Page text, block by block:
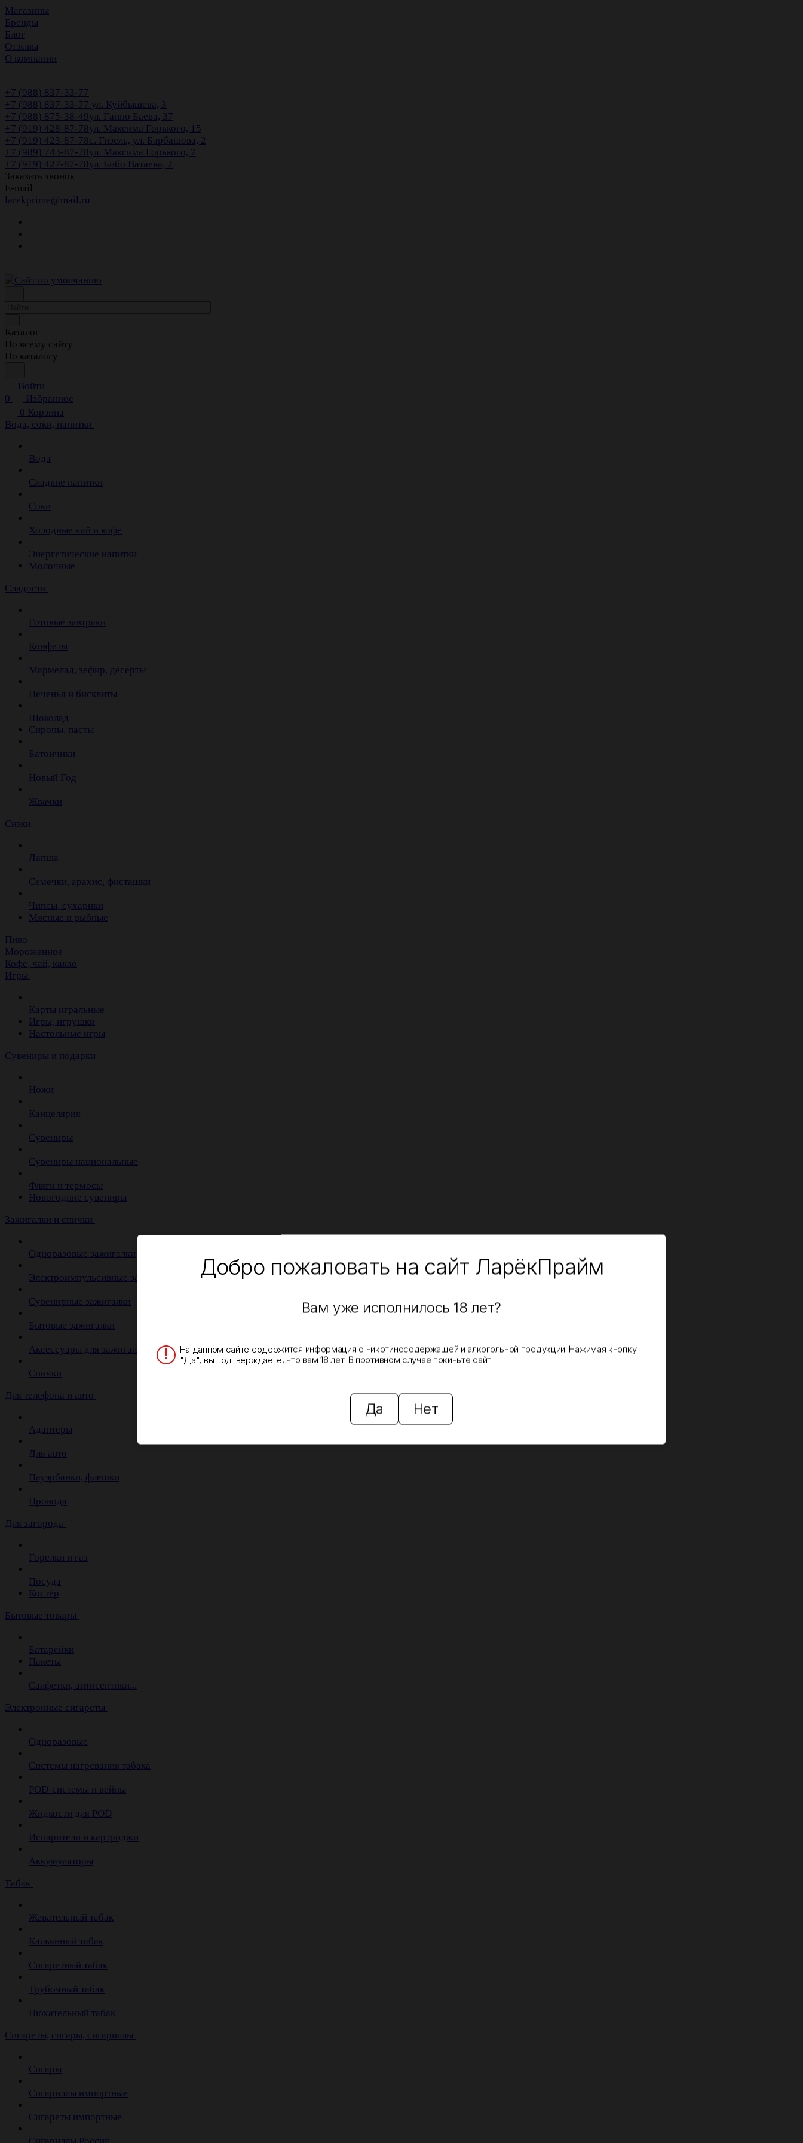
Магазины
Бренды
Блог
Отзывы
О компании
+7 (988) 837-33-77
+7 (988) 837-33-77 ул. Куйбышева, 3
+7 (988) 875-38-49ул. Гаппо Баева, 37
+7 (919) 428-87-78ул. Максима Горького, 15
+7 (919) 423-87-78с. Гизель, ул. Барбашова, 2
+7 (989) 743-87-78ул. Максима Горького, 7
+7 (919) 427-87-78ул. Бибо Ватаева, 2
Заказать звонок
E-mail
larekprime@mail.ru
Каталог
По всему сайту
По каталогу
Войти
0
Избранное
0 Корзина
Вода, соки, напитки
Вода
Сладкие напитки
Соки
Холодные чай и кофе
Энергетические напитки
Молочные
Сладости
Готовые завтраки
Конфеты
Мармелад, зефир, десерты
Печенья и бисквиты
Шоколад
Сиропы, пасты
Батончики
Новый Год
Жвачки
Снэки
Лапша
Семечки, арахис, фисташки
Чипсы, сухарики
Мясные и рыбные
Пиво
Мороженное
Кофе, чай, какао
Игры
Карты игральные
Игры, игрушки
Настольные игры
Сувениры и подарки
Ножи
Канцелярия
Сувениры
Сувениры национальные
Фляги и термосы
Новогодние сувениры
Зажигалки и спички
Одноразовые зажигалки
Электроимпульсивные зажигалки
Сувенирные зажигалки
Бытовые зажигалки
Аксессуары для зажигалок
Спички
Для телефона и авто
Адаптеры
Для авто
Пауэрбанки, флешки
Провода
Для загорода
Горелки и газ
Посуда
Костёр
Бытовые товары
Батарейки
Пакеты
Салфетки, антисептики...
Электронные сигареты
Одноразовые
Системы нагревания табака
POD-системы и вейпы
Жидкости для POD
Испарители и картриджи
Аккумуляторы
Табак
Жевательный табак
Кальянный табак
Сигаретный табак
Трубочный табак
Нюхательный табак
Cигареты, сигары, сигариллы
Сигары
Сигариллы импортные
Сигареты импортные
Добро пожаловать на сайт ЛарёкПрайм
Вам уже исполнилось 18 лет?
На данном сайте содержится информация о никотиносодержащей и алкогольной продукции. Нажимая кнопку
"Да", вы подтверждаете, что вам 18 лет. В противном случае покиньте сайт.
Да Нет